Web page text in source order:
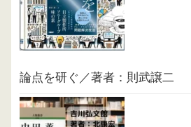
論点を研ぐ／著者：則武譲二